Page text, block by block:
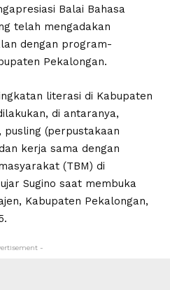
Balai Bahasa
telah mengadakan
dengan program-
Pekalongan.
literasi di Kabupaten
di antaranya,
pusling (perpustakaan
kerja sama dengan
(TBM) di
Sugino saat membuka
Kabupaten Pekalongan,
-